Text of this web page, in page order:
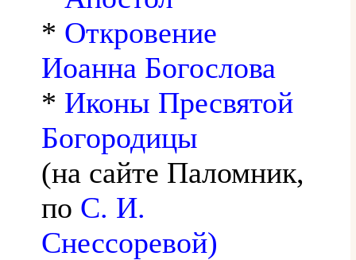
* Откровение
Иоанна Богослова
* Иконы Пресвятой
Богородицы
(на сайте Паломник,
по С. И.
Снессоревой)